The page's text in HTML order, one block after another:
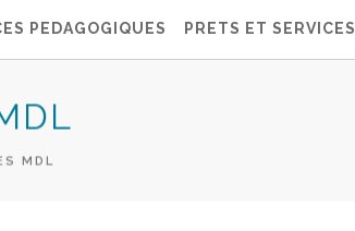
PEDAGOGIQUES PRETS ET SERVICES
MDL